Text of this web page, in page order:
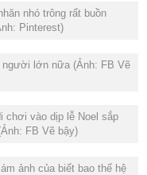
nhó trông rất buồn
Pinterest)
người lớn nữa (Ảnh: FB Vẽ
chơi vào dịp lễ Noel sắp
FB Vẽ bậy)
ảnh của biết bao thế hệ